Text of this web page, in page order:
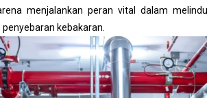
menjalankan peran vital dalam
kebakaran.